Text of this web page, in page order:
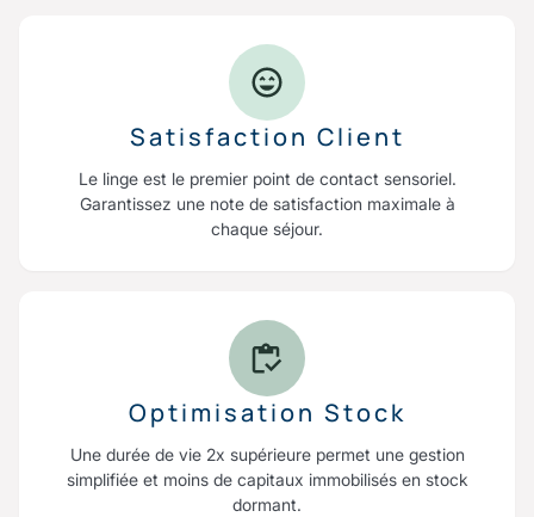
Satisfaction Client
Le linge est le premier point de contact sensoriel.
Garantissez une note de satisfaction maximale à
chaque séjour.
Optimisation Stock
Une durée de vie 2x supérieure permet une gestion
simplifiée et moins de capitaux immobilisés en stock
dormant.